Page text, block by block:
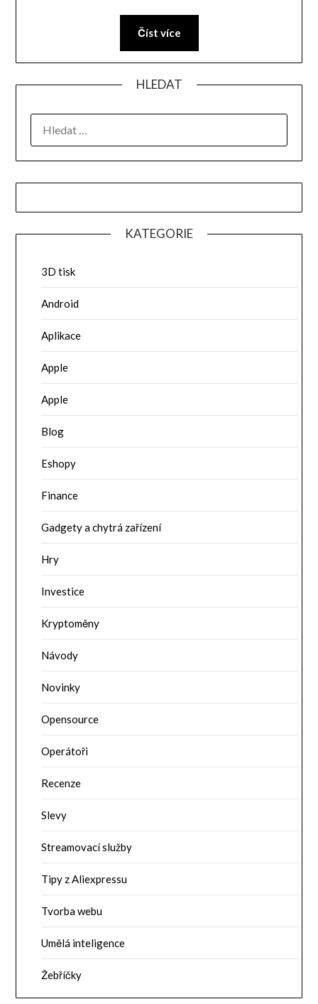
Číst více
HLEDAT
KATEGORIE
3D tisk
Android
Aplikace
Apple
Apple
Blog
Eshopy
Finance
Gadgety a chytrá zařízení
Hry
Investice
Kryptoměny
Návody
Novinky
Opensource
Operátoři
Recenze
Slevy
Streamovací služby
Tipy z Aliexpressu
Tvorba webu
Umělá inteligence
Žebříčky